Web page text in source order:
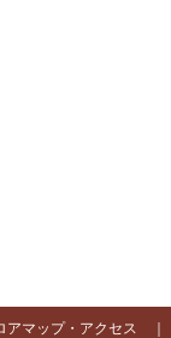
アマップ・アクセス